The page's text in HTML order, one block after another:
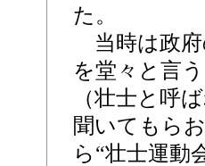
た。
当時は政府
を堂々と言
（壮士と呼
聞いてもら
ら“壮士運動